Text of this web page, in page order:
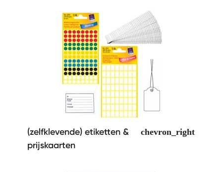
(zelfklevende) etiketten &
prijskaarten